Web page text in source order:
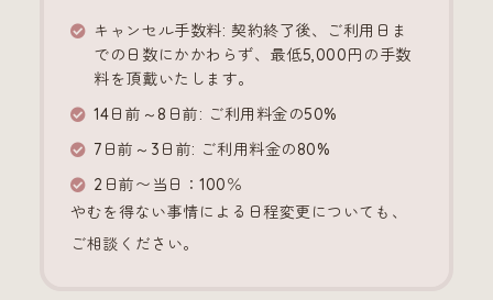
キャンセル手数料: 契約終了後、ご利用日ま
での日数にかかわらず、最低5,000円の手数
料を頂戴いたします。
14日前～8日前: ご利用料金の50%
7日前～3日前: ご利用料金の80%
2日前〜当日：100％
やむを得ない事情による日程変更についても、
ご相談ください。